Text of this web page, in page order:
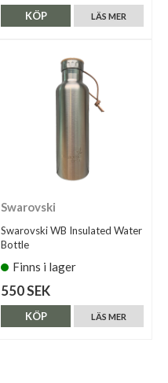
LÄS MER
KÖP
Swarovski
Swarovski WB Insulated Water
Bottle
Finns i lager
550 SEK
LÄS MER
KÖP